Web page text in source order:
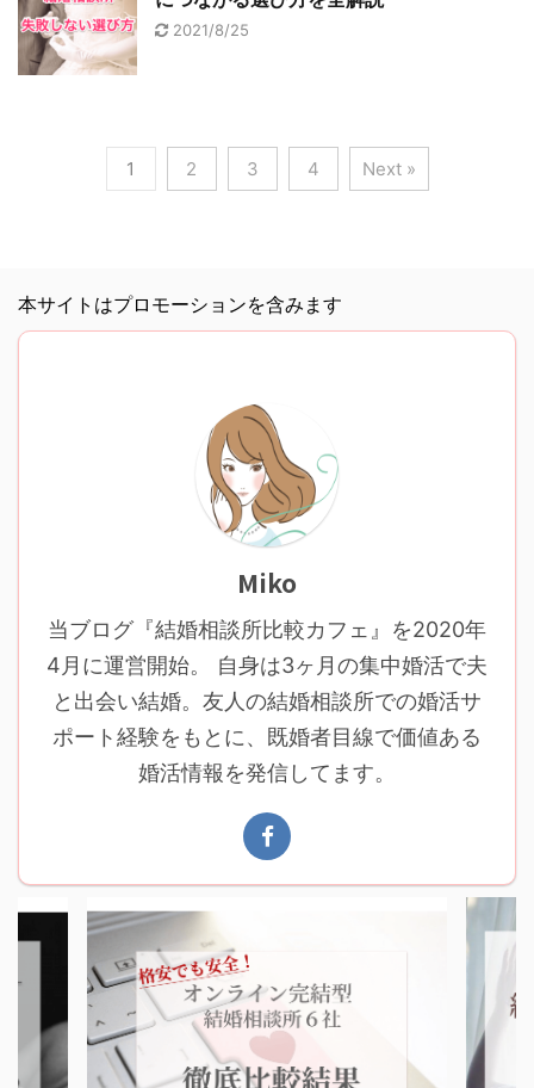
2021/8/25
1 2 3 4 Next »
本サイトはプロモーションを含みます
Miko
当ブログ『結婚相談所比較カフェ』を2020年
4月に運営開始。 自身は3ヶ月の集中婚活で夫
と出会い結婚。友人の結婚相談所での婚活サ
ポート経験をもとに、既婚者目線で価値ある
婚活情報を発信してます。